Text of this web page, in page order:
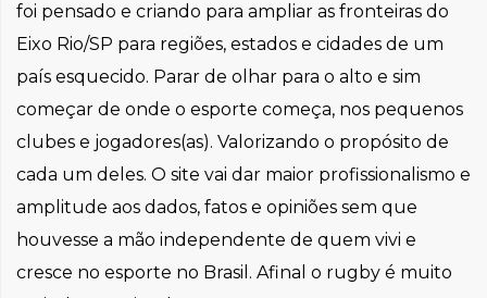
foi pensado e criando para ampliar as fronteiras do
Eixo Rio/SP para regiões, estados e cidades de um
país esquecido. Parar de olhar para o alto e sim
começar de onde o esporte começa, nos pequenos
clubes e jogadores(as). Valorizando o propósito de
cada um deles. O site vai dar maior profissionalismo e
amplitude aos dados, fatos e opiniões sem que
houvesse a mão independente de quem vivi e
cresce no esporte no Brasil. Afinal o rugby é muito